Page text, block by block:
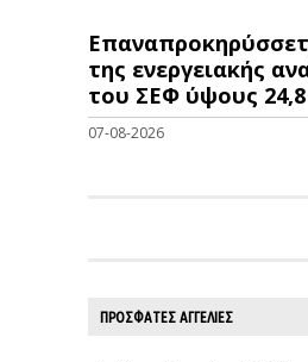
της ενεργειακής
του ΣΕΦ ύψους
07-08-2026
ΠΡΟΣΦΑΤΕΣ ΑΓΓΕΛΙΕΣ